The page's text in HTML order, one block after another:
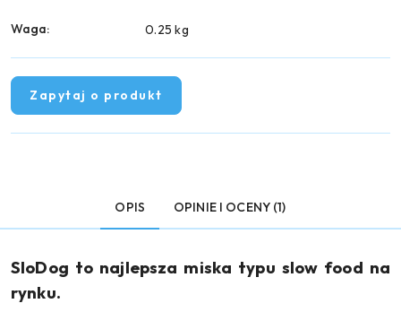
Waga: 0.25 kg
Zapytaj o produkt
OPIS OPINIE I OCENY (1)
SloDog to najlepsza miska typu slow food na
rynku.